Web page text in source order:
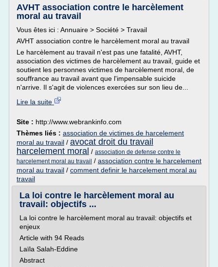
AVHT association contre le harcèlement
moral au travail
Vous êtes ici : Annuaire > Société > Travail
AVHT association contre le harcèlement moral au travail
Le harcèlement au travail n'est pas une fatalité, AVHT,
association des victimes de harcèlement au travail, guide et
soutient les personnes victimes de harcèlement moral, de
souffrance au travail avant que l'impensable suicide
n'arrive. Il s'agit de violences exercées sur son lieu de...
Lire la suite
Site : http://www.webrankinfo.com
Thèmes liés : association de victimes de harcelement
moral au travail / avocat droit du travail
harcelement moral / association de defense contre le
harcelement moral au travail / association contre le harcelement
moral au travail / comment definir le harcelement moral au
travail
La loi contre le harcèlement moral au
travail: objectifs ...
La loi contre le harcèlement moral au travail: objectifs et
enjeux
Article with 94 Reads
Laïla Salah-Eddine
Abstract